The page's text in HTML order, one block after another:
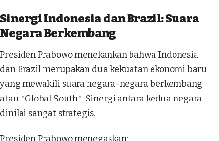
Sinergi Indonesia dan Brazil: Suara
Negara Berkembang
Presiden Prabowo menekankan bahwa Indonesia
dan Brazil merupakan dua kekuatan ekonomi baru
yang mewakili suara negara-negara berkembang
atau *Global South*. Sinergi antara kedua negara
dinilai sangat strategis.
Presiden Prabowo menegaskan: